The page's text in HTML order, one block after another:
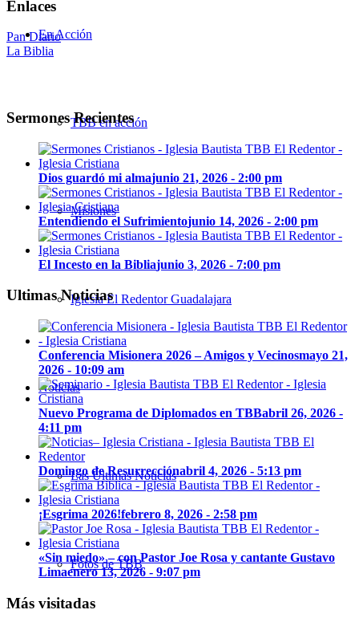
En Acción
TBB en acción
Misiones
Iglesia El Redentor Guadalajara
Noticias
Las Últimas Noticias
Fotos de TBB
Enlaces
Pan Diario
La Biblia
Sermones Recientes
Dios guardó mi almajunio 21, 2026 - 2:00 pm
Entendiendo el Sufrimientojunio 14, 2026 - 2:00 pm
El Incesto en la Bibliajunio 3, 2026 - 7:00 pm
Ultimas Noticias
Conferencia Misionera 2026 – Amigos y Vecinosmayo 21,
2026 - 10:09 am
Nuevo Programa de Diplomados en TBBabril 26, 2026 -
4:11 pm
Domingo de Resurrecciónabril 4, 2026 - 5:13 pm
¡Esgrima 2026!febrero 8, 2026 - 2:58 pm
«Sin miedo» – con Pastor Joe Rosa y cantante Gustavo
Limaenero 13, 2026 - 9:07 pm
Más visitadas